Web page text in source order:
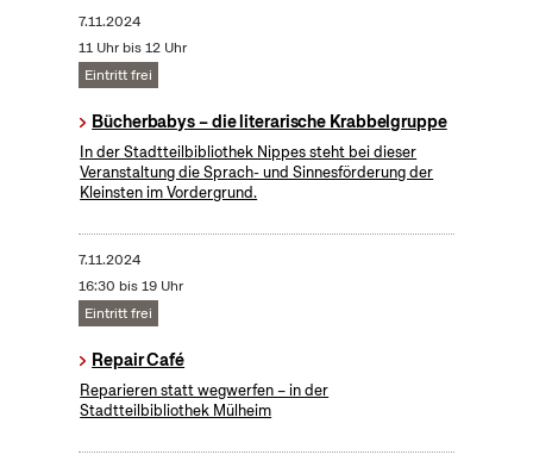
7.11.2024
11 Uhr bis 12 Uhr
Eintritt frei
Bücherbabys – die literarische Krabbelgruppe
In der Stadtteilbibliothek Nippes steht bei dieser
Veranstaltung die Sprach- und Sinnesförderung der
Kleinsten im Vordergrund.
7.11.2024
16:30 bis 19 Uhr
Eintritt frei
Repair Café
Reparieren statt wegwerfen – in der
Stadtteilbibliothek Mülheim